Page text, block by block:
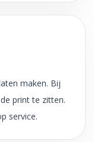
maken. Bij
print te zitten.
service.